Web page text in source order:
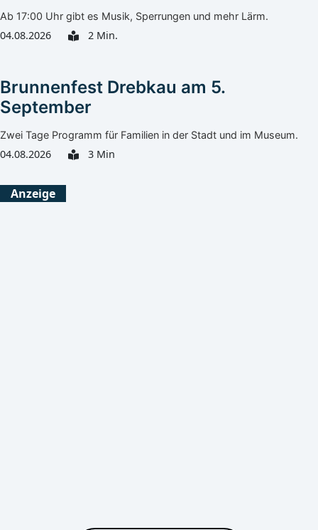
Ab 17:00 Uhr gibt es Musik, Sperrungen und mehr Lärm.
04.08.2026 2 Min.
Brunnenfest Drebkau am 5.
September
Zwei Tage Programm für Familien in der Stadt und im Museum.
04.08.2026 3 Min
Anzeige
Görlitz
Heute